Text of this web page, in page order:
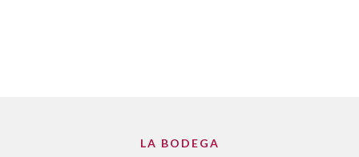
LA BODEGA